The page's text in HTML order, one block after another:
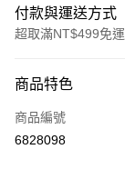
付款與運送方式
超取滿NT$499免運
信用卡一次付款
超商取貨付款
商品特色
商品編號
6828098